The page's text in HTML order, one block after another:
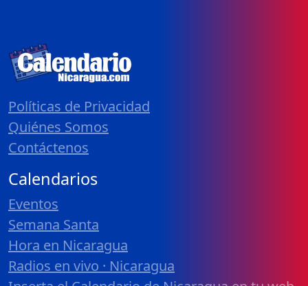
Políticas de Privacidad
Quiénes Somos
Contáctenos
Calendarios
Eventos
Semana Santa
Hora en Nicaragua
Radios en vivo · Nicaragua